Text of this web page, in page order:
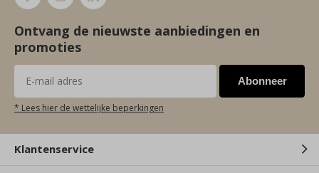
Ontvang de nieuwste aanbiedingen en
promoties
Abonneer
* Lees hier de wettelijke beperkingen
Klantenservice